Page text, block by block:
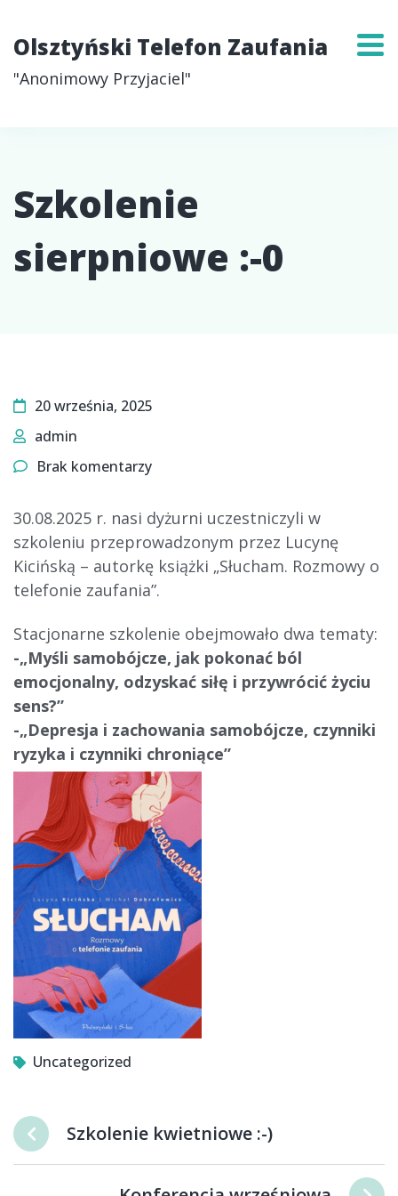
Olsztyński Telefon Zaufania
"Anonimowy Przyjaciel"
Szkolenie
sierpniowe :-0
20 września, 2025
admin
Brak komentarzy
30.08.2025 r. nasi dyżurni uczestniczyli w
szkoleniu przeprowadzonym przez Lucynę
Kicińską – autorkę książki „Słucham. Rozmowy o
telefonie zaufania”.
Stacjonarne szkolenie obejmowało dwa tematy:
-„Myśli samobójcze, jak pokonać ból
emocjonalny, odzyskać siłę i przywrócić życiu
sens?”
-„Depresja i zachowania samobójcze, czynniki
ryzyka i czynniki chroniące”
Uncategorized
Szkolenie kwietniowe :-)